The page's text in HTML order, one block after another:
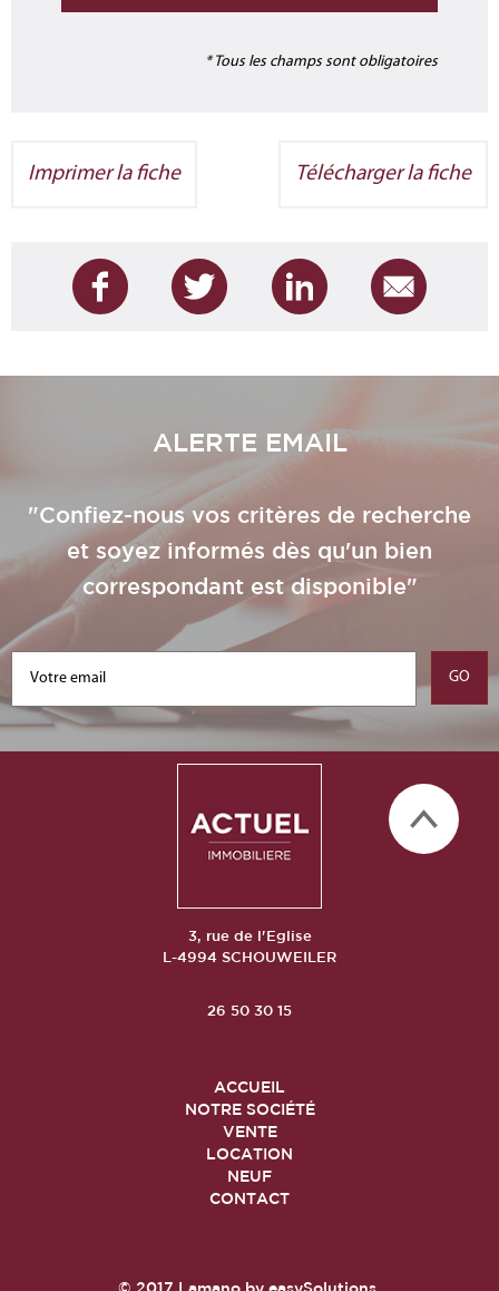
* Tous les champs sont obligatoires
Imprimer la fiche Télécharger la fiche
ALERTE EMAIL
"Confiez-nous vos critères de recherche
et soyez informés dès qu'un bien
correspondant est disponible"
3, rue de l'Eglise
L-4994 SCHOUWEILER
26 50 30 15
ACCUEIL
NOTRE SOCIÉTÉ
VENTE
LOCATION
NEUF
CONTACT